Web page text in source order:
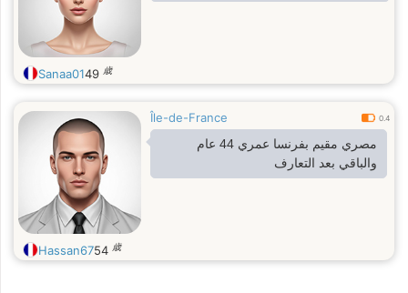
Sanaa0149 歳
Île-de-France 0.4
مصري مقيم بفرنسا عمري 44 عام
والباقي بعد التعارف
Hassan6754 歳